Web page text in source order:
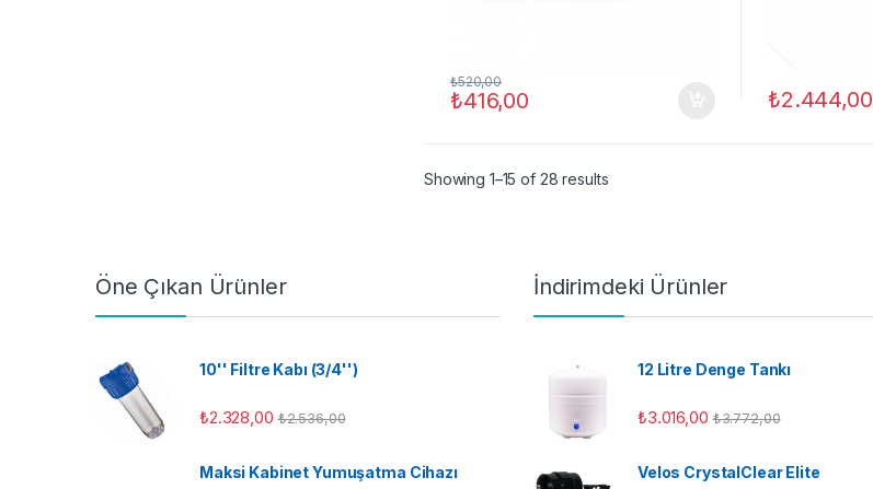
₺416,00
₺520,00
₺2.444,00
Showing 1–15 of 28 results
Öne Çıkan Ürünler
10'' Filtre Kabı (3/4'')
₺2.328,00 ₺2.536,00
Maksi Kabinet Yumuşatma Cihazı
İndirimdeki Ürünler
12 Litre Denge Tankı
₺3.016,00 ₺3.772,00
Velos CrystalClear Elite